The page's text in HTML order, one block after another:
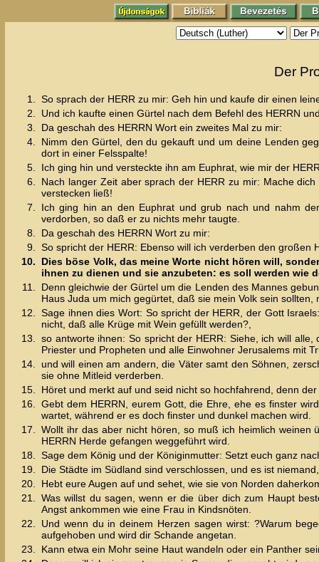
Der
1.
So sprach der HERR zu mir: Geh hin und kaufe dir einen
2.
Und ich kaufte einen Gürtel nach dem Befehl des HERRN
3.
Da geschah des HERRN Wort ein zweites Mal zu mir:
4.
Nimm den Gürtel, den du gekauft und um deine Lenden
dort in einer Felsspalte!
5.
Ich ging hin und versteckte ihn am Euphrat, wie mir der
6.
Nach langer Zeit aber sprach der HERR zu mir: Mache
verstecken ließ!
7.
Ich ging hin an den Euphrat und grub nach und nahm
verdorben, so daß er zu nichts mehr taugte.
8.
Da geschah des HERRN Wort zu mir:
9.
So spricht der HERR: Ebenso will ich verderben den großen
10.
Dies böse Volk, das meine Worte nicht hören will,
ihnen zu dienen und sie anzubeten: es soll werden wie
11.
Denn gleichwie der Gürtel um die Lenden des Mannes
Haus Juda um mich gegürtet, daß sie mein Volk sein
12.
Sage ihnen dies Wort: So spricht der HERR, der Gott
nicht, daß alle Krüge mit Wein gefüllt werden?,
13.
so antworte ihnen: So spricht der HERR: Siehe, ich will
Priester und Propheten und alle Einwohner Jerusalems mit
14.
und will einen am andern, die Väter samt den Söhnen,
sie ohne Mitleid verderben.
15.
Höret und merkt auf und seid nicht so hochfahrend, denn
16.
Gebt dem HERRN, eurem Gott, die Ehre, ehe es finster
wartet, während er es doch finster und dunkel machen wird.
17.
Wollt ihr das aber nicht hören, so muß ich heimlich weinen
HERRN Herde gefangen weggeführt wird.
18.
Sage dem König und der Königinmutter: Setzt euch ganz
19.
Die Städte im Südland sind verschlossen, und es ist
20.
Hebt eure Augen auf und sehet, wie sie von Norden
21.
Was willst du sagen, wenn er die über dich zum Haupt
Angst ankommen wie eine Frau in Kindsnöten.
22.
Und wenn du in deinem Herzen sagen wirst: ?Warum
aufgehoben und wird dir Schande angetan.
23.
Kann etwa ein Mohr seine Haut wandeln oder ein Panther